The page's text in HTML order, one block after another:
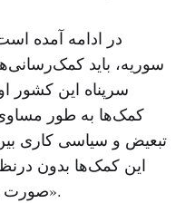
در ادامه آمده
سوریه، باید
سرپناه این کشور
کمک‌ها به طور مساوی
تبعیض و سیاسی کاری
این کمک‌ها بدون
صورت یکجا در تمام سوریه توزیع شود».